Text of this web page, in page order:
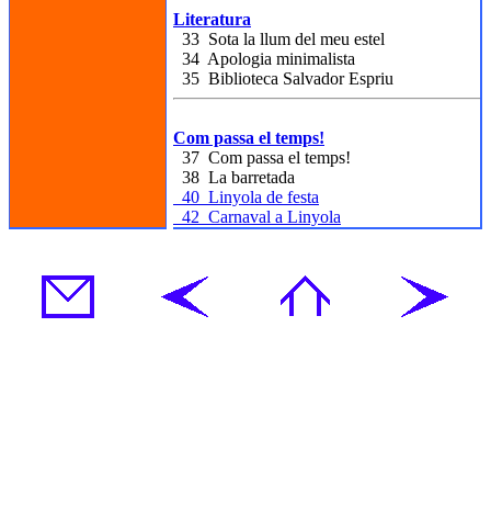
Literatura
33 Sota la llum del meu estel
34 Apologia minimalista
35 Biblioteca Salvador Espriu
Com passa el temps!
37 Com passa el temps!
38 La barretada
40 Linyola de festa
42 Carnaval a Linyola